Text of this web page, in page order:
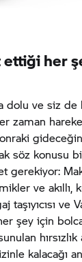
her
dolu ve siz
zaman
söz konusu
gerekiyor:
ve akıllı,
taşıyıcısı ve
şey için
kalacağı